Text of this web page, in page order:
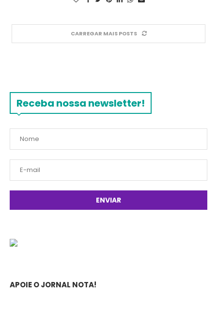
CARREGAR MAIS POSTS
Receba nossa newsletter!
APOIE O JORNAL NOTA!